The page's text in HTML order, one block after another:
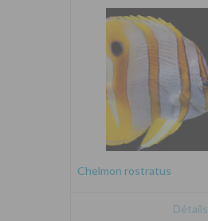
Chelmon rostratus
Détails